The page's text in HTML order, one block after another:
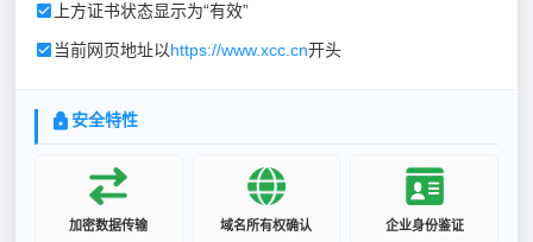
上方证书状态显示为“有效”
当前网页地址以https://www.xcc.cn开头
安全特性
加密数据传输 域名所有权确认 企业身份鉴证